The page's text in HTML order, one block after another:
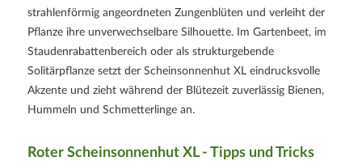
strahlenförmig angeordneten Zungenblüten und verleiht der
Pflanze ihre unverwechselbare Silhouette. Im Gartenbeet, im
Staudenrabattenbereich oder als strukturgebende
Solitärpflanze setzt der Scheinsonnenhut XL eindrucksvolle
Akzente und zieht während der Blütezeit zuverlässig Bienen,
Hummeln und Schmetterlinge an.
Roter Scheinsonnenhut XL - Tipps und Tricks